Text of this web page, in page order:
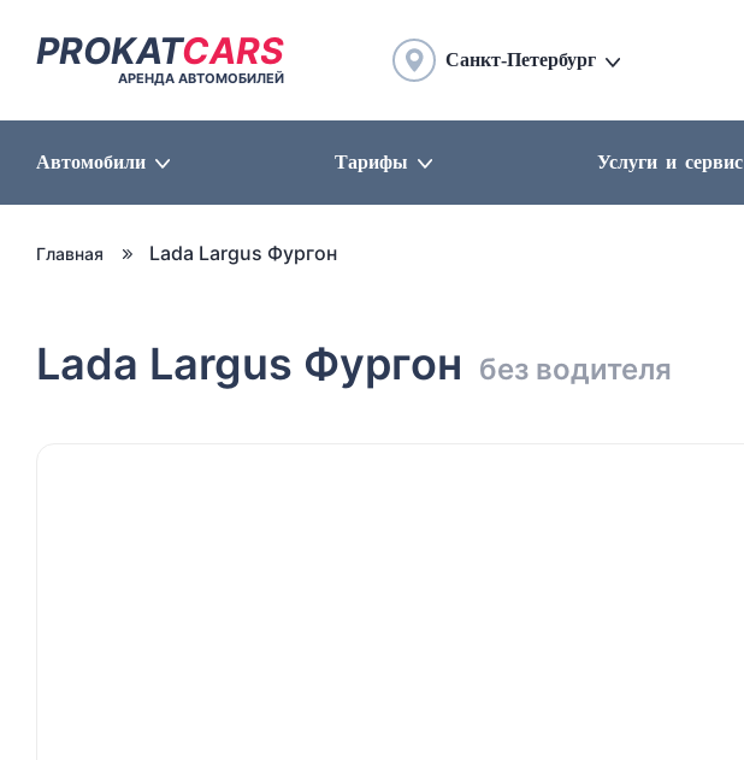
PROKATCARS
АРЕНДА АВТОМОБИЛЕЙ
Санкт-Петербург
Автомобили Тарифы Услуги и сервис
Главная Lada Largus Фургон
Lada Largus Фургон без водителя